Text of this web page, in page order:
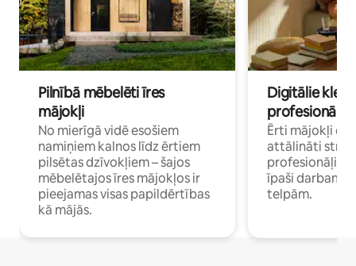
Pilnībā mēbelēti īres
mājokļi
No mierīgā vidē esošiem
namiņiem kalnos līdz ērtiem
pilsētas dzīvokļiem – šajos
mēbelētajos īres mājokļos ir
pieejamas visas papildērtības
kā mājās.
Digitālie
profesionāļi
Ērti mājokļi
attālināti
īpaši darbam
telpām.